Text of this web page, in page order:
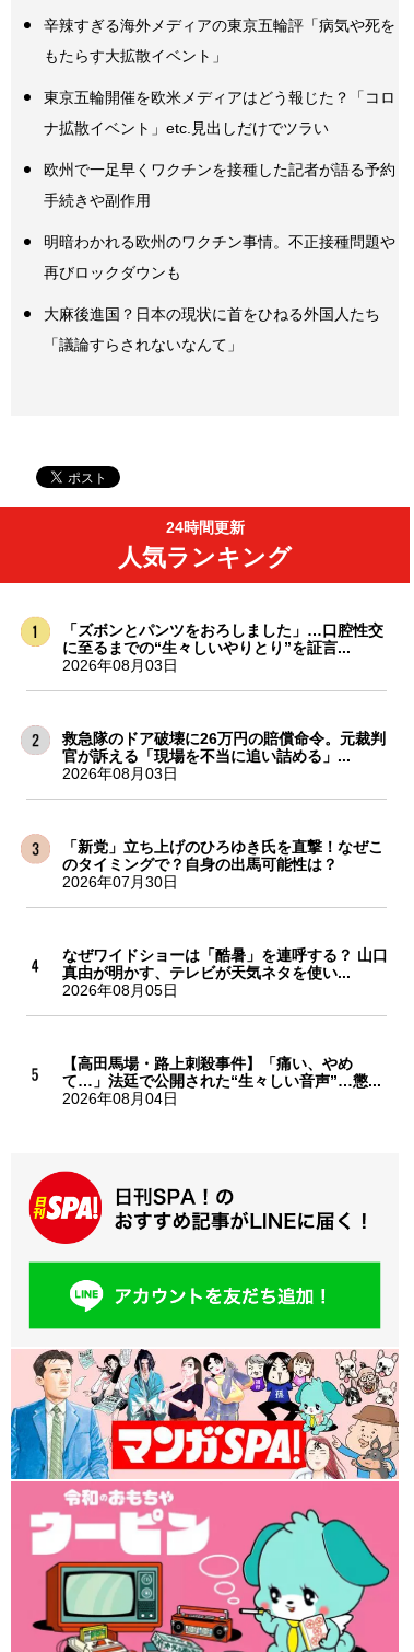
辛辣すぎる海外メディアの東京五輪評「病気や死を
もたらす大拡散イベント」
東京五輪開催を欧米メディアはどう報じた？「コロ
ナ拡散イベント」etc.見出しだけでツラい
欧州で一足早くワクチンを接種した記者が語る予約
手続きや副作用
明暗わかれる欧州のワクチン事情。不正接種問題や
再びロックダウンも
大麻後進国？日本の現状に首をひねる外国人たち
「議論すらされないなんて」
24時間更新
人気ランキング
「ズボンとパンツをおろしました」…口腔性交
に至るまでの“生々しいやりとり”を証言...
2026年08月03日
救急隊のドア破壊に26万円の賠償命令。元裁判
官が訴える「現場を不当に追い詰める」...
2026年08月03日
「新党」立ち上げのひろゆき氏を直撃！なぜこ
のタイミングで？自身の出馬可能性は？
2026年07月30日
なぜワイドショーは「酷暑」を連呼する？ 山口
真由が明かす、テレビが天気ネタを使い...
2026年08月05日
【高田馬場・路上刺殺事件】「痛い、やめ
て…」法廷で公開された“生々しい音声”…懲...
2026年08月04日